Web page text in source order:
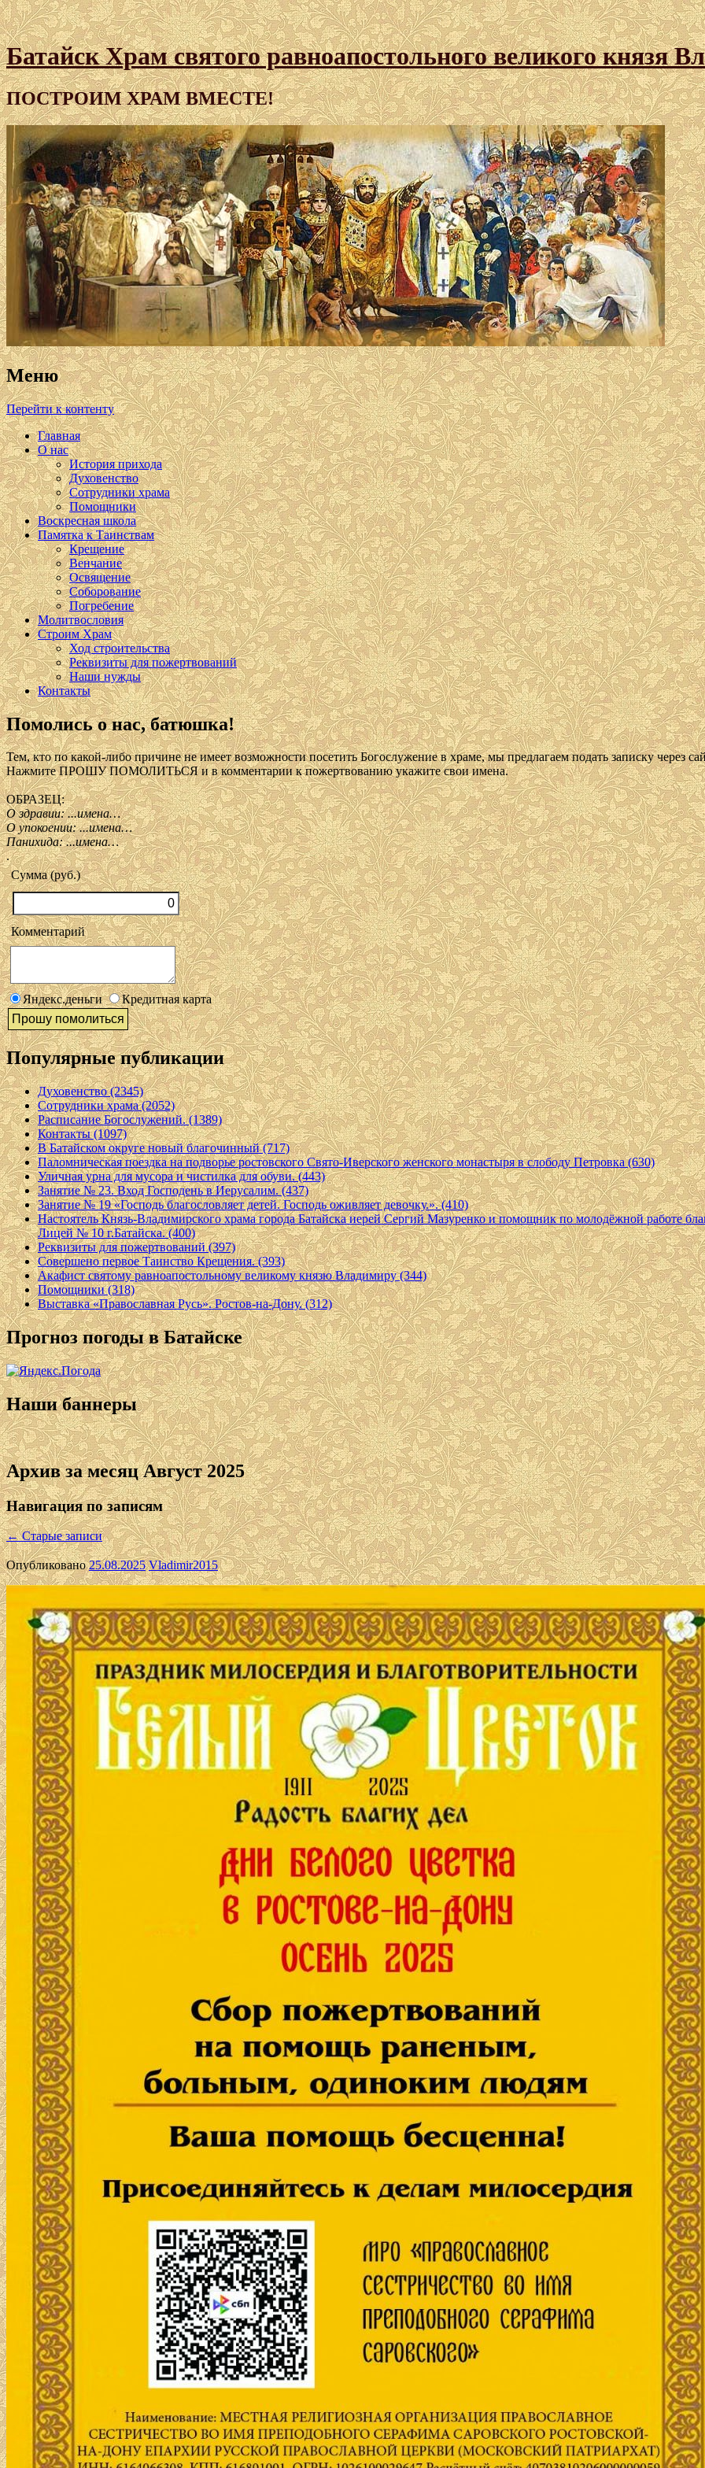
Батайск Храм святого равноапостольного великого князя
ПОСТРОИМ ХРАМ ВМЕСТЕ!
Меню
Перейти к контенту
Главная
О нас
История прихода
Духовенство
Сотрудники храма
Помощники
Воскресная школа
Памятка к Таинствам
Крещение
Венчание
Освящение
Соборование
Погребение
Молитвословия
Строим Храм
Ход строительства
Реквизиты для пожертвований
Наши нужды
Контакты
Помолись о нас, батюшка!
Тем, кто по какой-либо причине не имеет возможности посетить Богослужение в храме, мы предлагаем подать записку через
Нажмите ПРОШУ ПОМОЛИТЬСЯ и в комментарии к пожертвованию укажите свои имена.
ОБРАЗЕЦ:
О здравии: ...имена…
О упокоении: ...имена…
Панихида: ...имена…
.
Сумма (руб.)
Комментарий
Яндекс.деньги Кредитная карта
Популярные публикации
Духовенство (2345)
Сотрудники храма (2052)
Расписание Богослужений. (1389)
Контакты (1097)
В Батайском округе новый благочинный (717)
Паломническая поездка на подворье ростовского Свято-Иверского женского монастыря в слободу Петровка (630)
Уличная урна для мусора и чистилка для обуви. (443)
Занятие № 23. Вход Господень в Иерусалим. (437)
Занятие № 19 «Господь благословляет детей. Господь оживляет девочку.». (410)
Настоятель Князь-Владимирского храма города Батайска иерей Сергий Мазуренко и помощник по молодёжной работе
Лицей № 10 г.Батайска. (400)
Реквизиты для пожертвований (397)
Совершено первое Таинство Крещения. (393)
Акафист святому равноапостольному великому князю Владимиру (344)
Помощники (318)
Выставка «Православная Русь». Ростов-на-Дону. (312)
Прогноз погоды в Батайске
Наши баннеры
Архив за месяцАвгуст 2025
Навигация по записям
←Старые записи
Опубликовано25.08.2025 Vladimir2015